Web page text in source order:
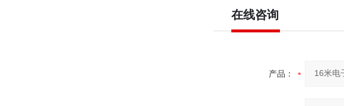
在线咨询
产品：